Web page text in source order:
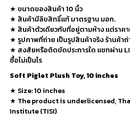
★ ขนาดของสินค้า 10 นิ้ว
★ สินค้ามีลิขสิทธิ์แท้ มาตรฐาน มอก.
★ สินค้าตัวเดียวกับที่อยู่ตามห้าง แต่ราค
★ รูปภาพที่ถ่าย เป็นรูปสินค้าจริง ร้านค้าถ่
★ สงสัยหรือติดขัดประการใด แชทผ่าน
ซื้อไม่เป็นไร
Soft Piglet Plush Toy, 10 inches
★ Size: 10 inches
★ The product is underlicensed,
Institute (TISI)